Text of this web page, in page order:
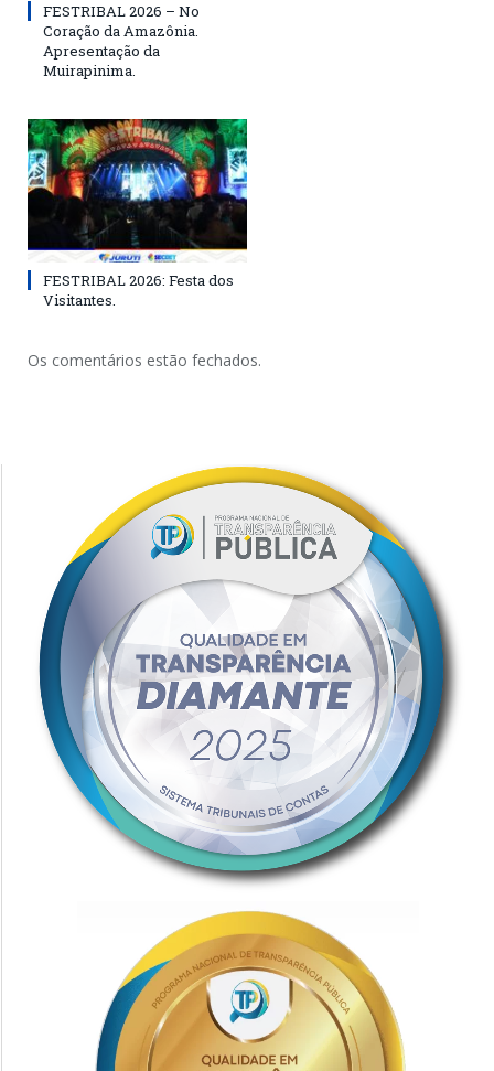
FESTRIBAL 2026 – No
Coração da Amazônia.
Apresentação da
Muirapinima.
FESTRIBAL 2026: Festa dos
Visitantes.
Os comentários estão fechados.